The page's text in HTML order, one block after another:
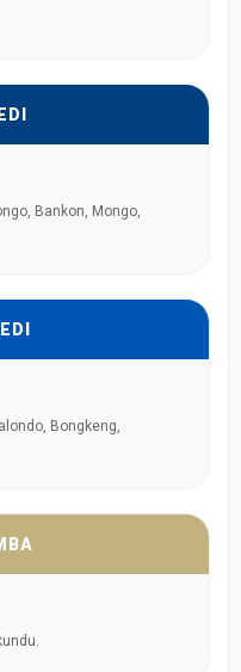
Bankon, Mongo,
Bongkeng,